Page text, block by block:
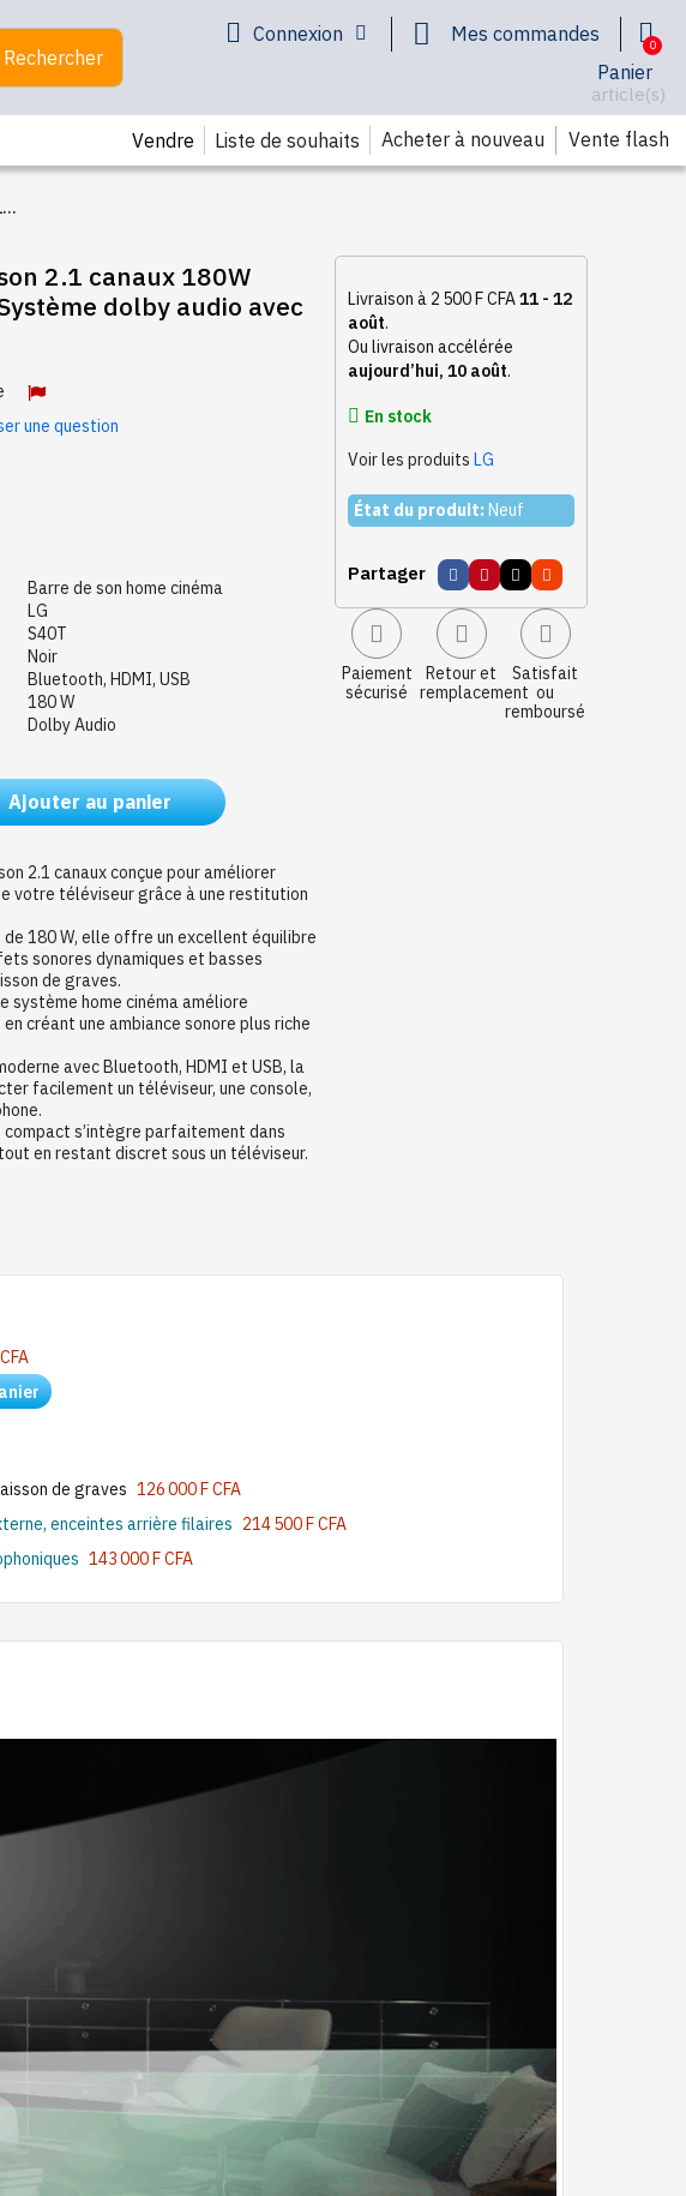
Rechercher
Connexion
Mes commandes
Panier
article(s)
Vente flash
Vendre Liste de souhaits Acheter à nouveau
2.1 canaux 180W
dolby audio avec
une question
Barre de son home cinéma
LG
S40T
Noir
Bluetooth, HDMI, USB
180 W
Dolby Audio
Ajouter au panier
2.1 canaux conçue pour améliorer
votre téléviseur grâce à une restitution
180 W, elle offre un excellent équilibre
sonores dynamiques et basses
de graves.
système home cinéma améliore
créant une ambiance sonore plus riche
avec Bluetooth, HDMI et USB, la
facilement un téléviseur, une console,
s’intègre parfaitement dans
en restant discret sous un téléviseur.
Livraison à 2 500 F CFA11 - 12
août.
Ou livraison accélérée
aujourd’hui, 10 août.
En stock
Voir les produits LG
État du produit: Neuf
Partager
Paiement
sécurisé
Retour et
remplacement
Satisfait
ou
remboursé
de graves 126 000 F CFA
enceintes arrière filaires 214 500 F CFA
143 000 F CFA